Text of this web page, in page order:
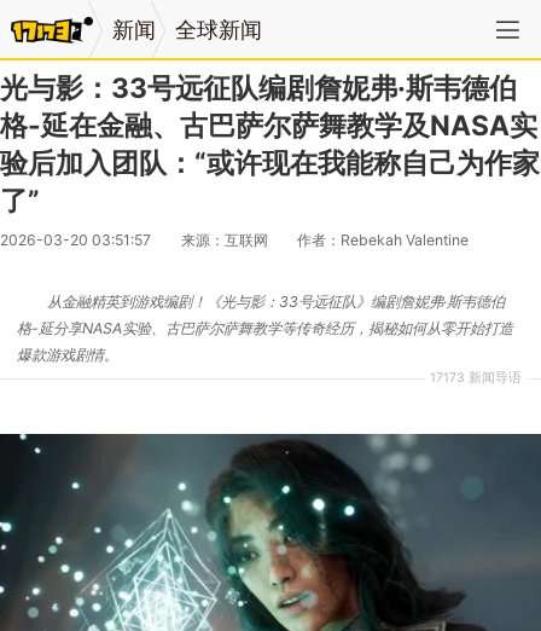
新闻 全球新闻
光与影：33号远征队编剧詹妮弗·斯韦德伯
格-延在金融、古巴萨尔萨舞教学及NASA实
验后加入团队：“或许现在我能称自己为作家
了”
2026-03-20 03:51:57 来源：互联网 作者：Rebekah Valentine
17173 新闻导语
从金融精英到游戏编剧！《光与影：33号远征队》编剧詹妮弗·斯韦德伯
格-延分享NASA实验、古巴萨尔萨舞教学等传奇经历，揭秘如何从零开始打造
爆款游戏剧情。